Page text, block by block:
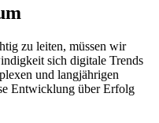
zu leiten, müssen wir
sich digitale Trends
und langjährigen
Entwicklung über Erfolg